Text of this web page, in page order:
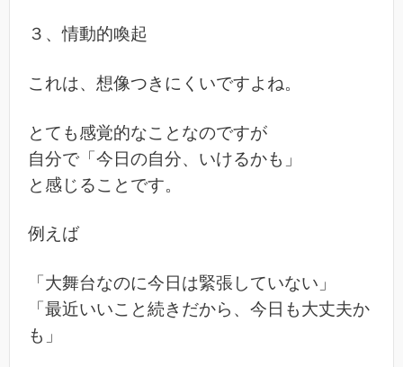
３、情動的喚起
これは、想像つきにくいですよね。
とても感覚的なことなのですが
自分で「今日の自分、いけるかも」
と感じることです。
例えば
「大舞台なのに今日は緊張していない」
「最近いいこと続きだから、今日も大丈夫か
も」